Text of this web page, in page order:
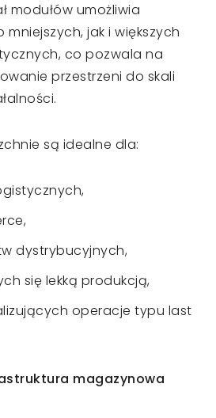
modułów umożliwia
jak i większych
co pozwala na
przestrzeni do skali
są idealne dla:
dystrybucyjnych,
się lekką produkcją,
operacje typu last
magazynowa